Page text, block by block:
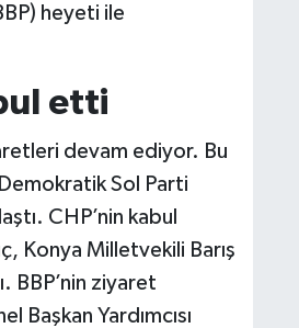
heyeti ile
etti
devam ediyor. Bu
Sol Parti
CHP’nin kabul
Konya Milletvekili Barış
BBP’nin ziyaret
Başkan Yardımcısı